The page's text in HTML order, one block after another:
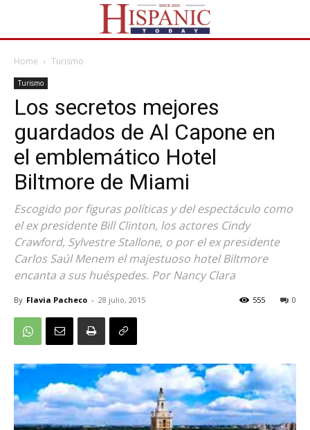
Home Turismo
Turismo
Los secretos mejores
guardados de Al Capone en
el emblemático Hotel
Biltmore de Miami
Escogido por figuras políticas y del espectáculo como
el ex presidente Bill Clinton, los actores Cindy
Crawford, Sylvestre Stallone, o por el ex presidente
Carlos Saúl Menem el majestuoso hotel Biltmore
encanta a sus huéspedes. Por Nancy Clara
By Flavia Pacheco - 28 julio, 2015 0
555